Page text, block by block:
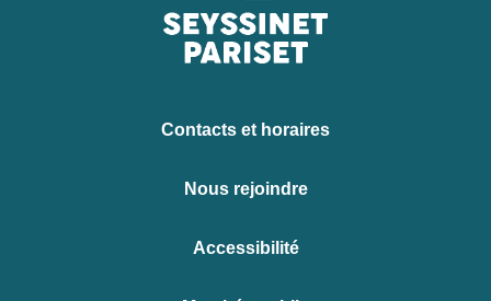
Contacts et horaires
Nous rejoindre
Accessibilité